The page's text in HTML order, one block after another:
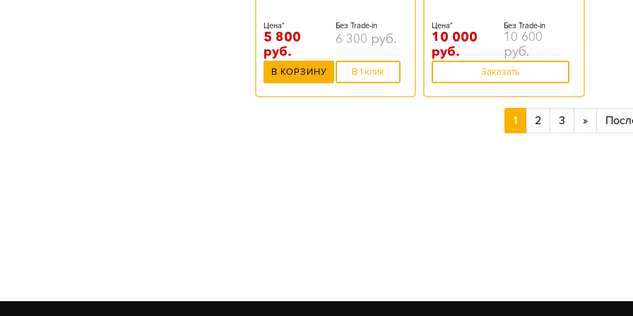
Цена*
5 800
руб.
Без Trade-in
6 300 руб.
В КОРЗИНУ В 1 клик
Цена*
10 000
руб.
Без Trade-in
10 600
руб.
Заказать
1 2 3 »